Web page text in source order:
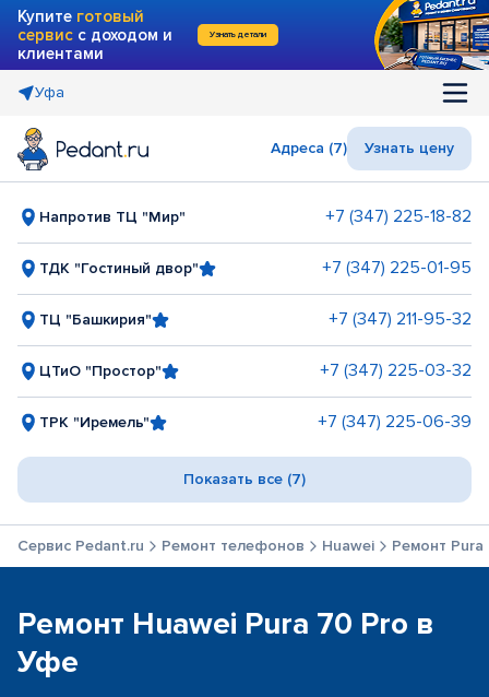
Купите готовый
сервис с доходом и
клиентами
Узнать детали
Уфа
Адреса (7) Узнать цену
Напротив ТЦ "Мир" +7 (347) 225-18-82
ТДК "Гостиный двор" +7 (347) 225-01-95
ТЦ "Башкирия" +7 (347) 211-95-32
ЦТиО "Простор" +7 (347) 225-03-32
ТРК "Иремель" +7 (347) 225-06-39
Показать все (7)
Сервис Pedant.ru Ремонт телефонов Huawei Ремонт
Ремонт Huawei Pura 70 Pro в
Уфе